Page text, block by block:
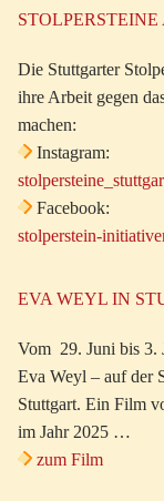
Die Stuttgarter
ihre Arbeit gegen
machen:
Instagram:
Facebook:
stolperstein-
EVA WEYL IN
Vom 29. Juni bis 3.
Eva Weyl – auf der
Stuttgart. Ein Film
im Jahr 2025 …
zum Film